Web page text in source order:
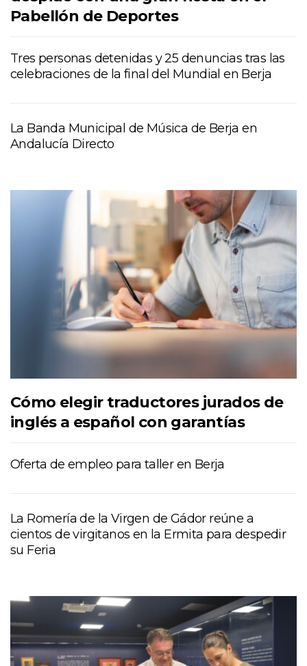
Pabellón de Deportes
Tres personas detenidas y 25 denuncias tras las
celebraciones de la final del Mundial en Berja
La Banda Municipal de Música de Berja en
Andalucía Directo
Cómo elegir traductores jurados de
inglés a español con garantías
Oferta de empleo para taller en Berja
La Romería de la Virgen de Gádor reúne a
cientos de virgitanos en la Ermita para despedir
su Feria